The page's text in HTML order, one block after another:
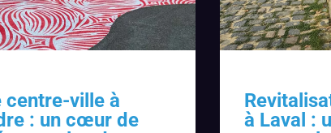
centre-ville à
: un cœur de
à Laval :